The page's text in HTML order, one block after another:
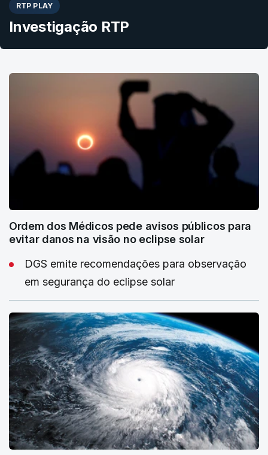
RTP PLAY
Investigação RTP
Ordem dos Médicos pede avisos públicos para
evitar danos na visão no eclipse solar
DGS emite recomendações para observação
em segurança do eclipse solar